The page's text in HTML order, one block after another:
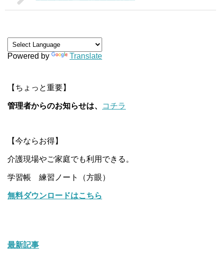
Powered by Translate
【ちょっと重要】
管理者からのお知らせは、 コチラ
【今ならお得】
介護現場やご家庭でも利用できる。
学習帳 練習ノート（方眼）
無料ダウンロードはこちら
最新記事